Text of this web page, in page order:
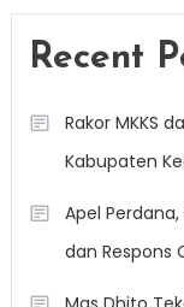
Recent
Rakor MKKS
Kabupaten
Apel
dan Respons